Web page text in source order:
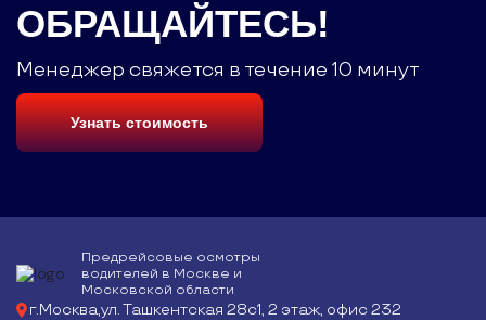
ОБРАЩАЙТЕСЬ!
Менеджер свяжется в течение 10 минут
Узнать стоимость
Предрейсовые осмотры
водителей в Москве и
Московской области
г.Москва,ул. Ташкентская 28с1, 2 этаж, офис 232